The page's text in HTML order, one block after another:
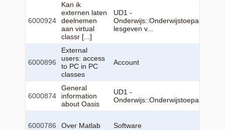
6000924
Kan ik
externen laten
deelnemen
aan virtual
classr [...]
UD1 -
lesgeven v...
6000896
External
users: access
to PC in PC
classes
Account
6000874
General
information
about Oasis
UD1 -
6000786 Over Matlab Software